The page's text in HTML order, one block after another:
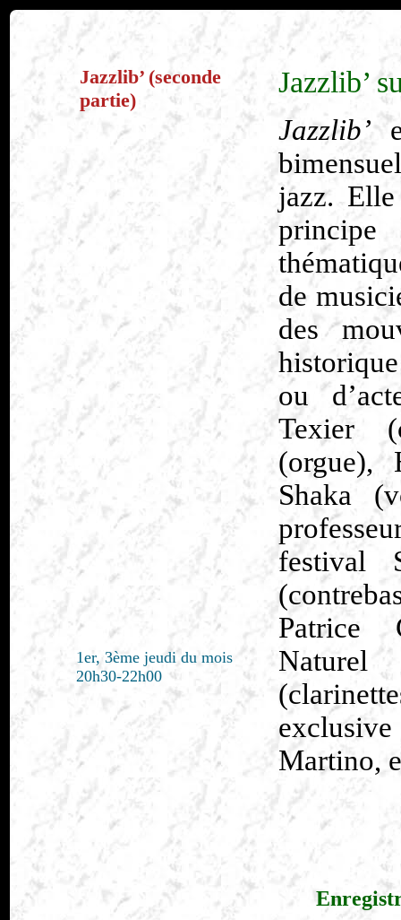
Jazzlib’ (seconde
partie)
Jazzlib’
Jazzlib’
jazz.
de
des
ou
Texier
(orgue),
Shaka
festival
Patrice
Naturel
Martino,
1er, 3ème jeudi du mois
20h30-22h00